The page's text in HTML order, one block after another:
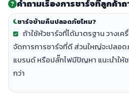
คำถามเรื่องการชาร์จที่ลูกค้า
ชาร์จข้ามคืนปลอดภัยไหม?
ถ้าใช้หัวชาร์จที่ได้มาตรฐาน วางเค
จัดการการชาร์จที่ดี ส่วนใหญ่จะปลอ
แบรนด์ หรือปลั๊กไฟมีปัญหา แนะนำให้
กว่า